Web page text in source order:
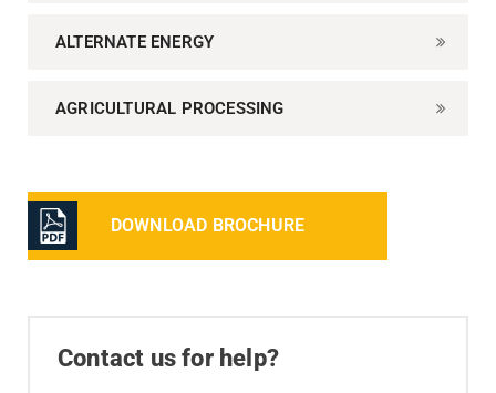
ALTERNATE ENERGY
AGRICULTURAL PROCESSING
DOWNLOAD BROCHURE
Contact us for help?